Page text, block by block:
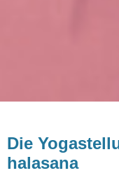
Die
halasana